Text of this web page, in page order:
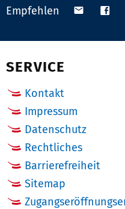
Empfehlen
Teilen
SERVICE
Kontakt
Impressum
Datenschutz
Rechtliches
Barrierefreiheit
Sitemap